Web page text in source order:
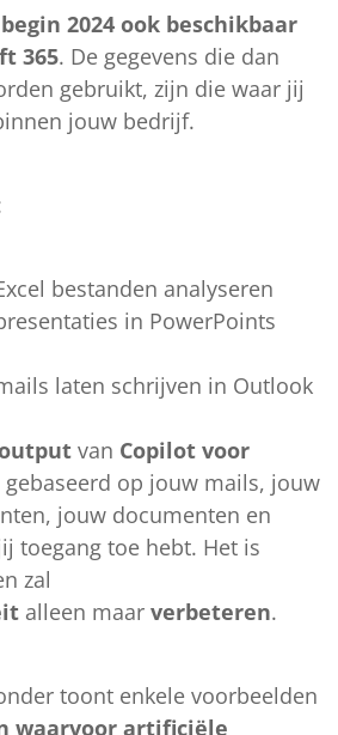
2024 ook beschikbaar
365. De gegevens die dan
gebruikt, zijn die waar jij
jouw bedrijf.
bestanden analyseren
in PowerPoints
laten schrijven in Outlook
van Copilot voor
gebaseerd op jouw mails, jouw
jouw documenten en
toegang toe hebt. Het is
zal
alleen maar verbeteren.
toont enkele voorbeelden
waarvoor artificiële